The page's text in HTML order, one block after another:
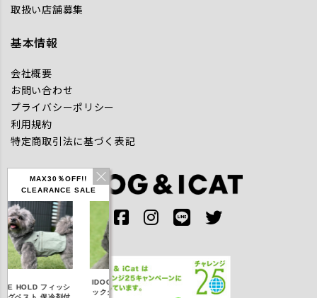
MAX30％OFF!!
CLEARANCE SALE
ィッシ
IDOG ICE HOLD ネ
ッククーラー 保冷剤
テックタンク 遮熱
取扱い店舗募集
基本情報
会社概要
お問い合わせ
プライバシーポリシー
利用規約
特定商取引法に基づく表記